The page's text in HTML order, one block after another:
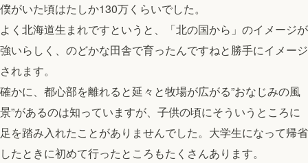
僕がいた頃はたしか130万くらいでした。
よく北海道生まれですというと、「北の国から」のイメージが
強いらしく、のどかな田舎で育ったんですねと勝手にイメージ
されます。
確かに、都心部を離れると延々と牧場が広がる”おなじみの風
景”があるのは知っていますが、子供の頃にそういうところに
足を踏み入れたことがありませんでした。大学生になって帰省
したときに初めて行ったところもたくさんあります。